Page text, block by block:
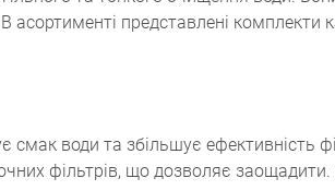
представлені комплекти
смак води та збільшує ефективність
фільтрів, що дозволяє